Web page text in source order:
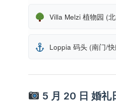
Villa Melzi 植物园 (
Loppia 码头 (南门/
5 月 20 日 婚礼